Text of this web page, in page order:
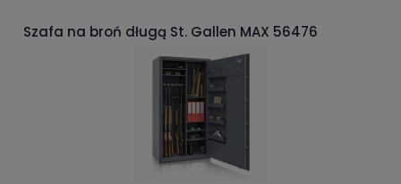
Szafa na broń długą St. Gallen MAX 56476